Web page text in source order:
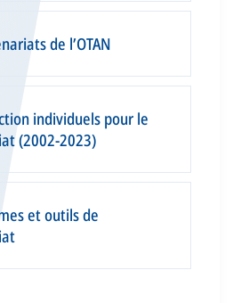
de l’OTAN
individuels pour le
(2002-2023)
et outils de